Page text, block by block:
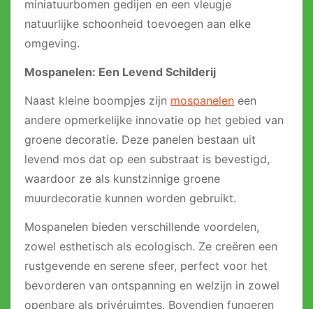
miniatuurbomen gedijen en een vleugje
natuurlijke schoonheid toevoegen aan elke
omgeving.
Mospanelen: Een Levend Schilderij
Naast kleine boompjes zijn mospanelen een
andere opmerkelijke innovatie op het gebied van
groene decoratie. Deze panelen bestaan uit
levend mos dat op een substraat is bevestigd,
waardoor ze als kunstzinnige groene
muurdecoratie kunnen worden gebruikt.
Mospanelen bieden verschillende voordelen,
zowel esthetisch als ecologisch. Ze creëren een
rustgevende en serene sfeer, perfect voor het
bevorderen van ontspanning en welzijn in zowel
openbare als privéruimtes. Bovendien fungeren